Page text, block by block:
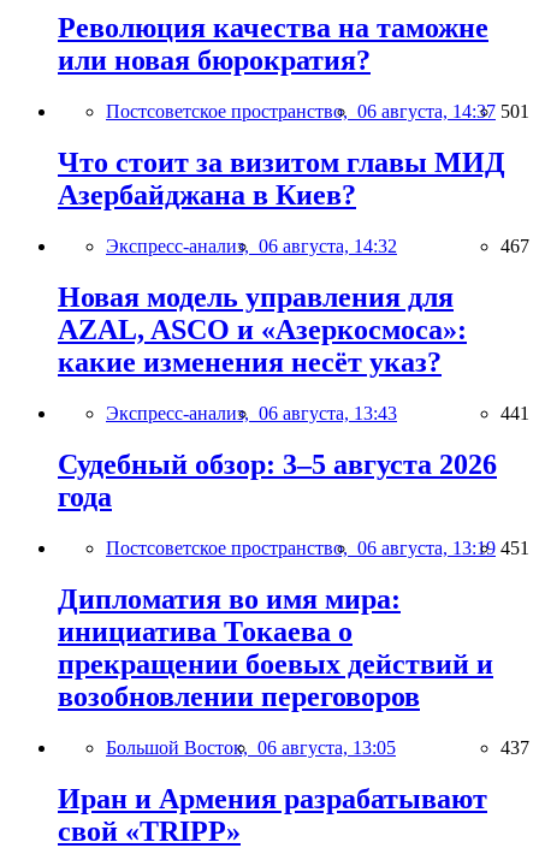
Революция качества на таможне
или новая бюрократия?
Постсоветское пространство, 06 августа, 14:37 501
Что стоит за визитом главы МИД
Азербайджана в Киев?
Экспресс-анализ, 06 августа, 14:32 467
Новая модель управления для
AZAL, ASCO и «Азеркосмоса»:
какие изменения несёт указ?
Экспресс-анализ, 06 августа, 13:43 441
Судебный обзор: 3–5 августа 2026
года
Постсоветское пространство, 06 августа, 13:19 451
Дипломатия во имя мира:
инициатива Токаева о
прекращении боевых действий и
возобновлении переговоров
Большой Восток, 06 августа, 13:05 437
Иран и Армения разрабатывают
свой «TRIPP»